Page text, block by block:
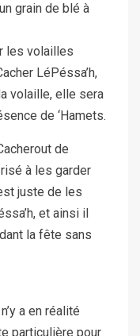
grain de blé à
les volailles
LéPéssa’h,
volaille, elle sera
de ‘Hamets.
de
à les garder
juste de les
et ainsi il
la fête sans
a en réalité
particulière pour